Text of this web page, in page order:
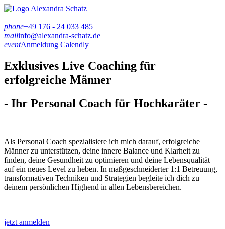
phone+49 176 - 24 033 485
mailinfo@alexandra-schatz.de
eventAnmeldung Calendly
Exklusives Live Coaching für
erfolgreiche Männer
- Ihr Personal Coach für Hochkaräter -
Als Personal Coach spezialisiere ich mich darauf, erfolgreiche
Männer zu unterstützen, deine innere Balance und Klarheit zu
finden, deine Gesundheit zu optimieren und deine Lebensqualität
auf ein neues Level zu heben. In maßgeschneiderter 1:1 Betreuung,
transformativen Techniken und Strategien begleite ich dich zu
deinem persönlichen Highend in allen Lebensbereichen.
jetzt anmelden